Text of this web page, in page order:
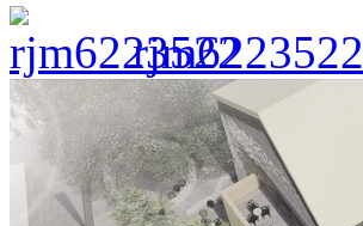
rjm6223522